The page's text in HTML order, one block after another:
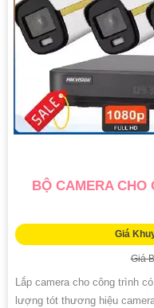
BỘ CAMERA CHO
Giá
Giá
Lắp camera cho công trình
lượng tót thương hiệu